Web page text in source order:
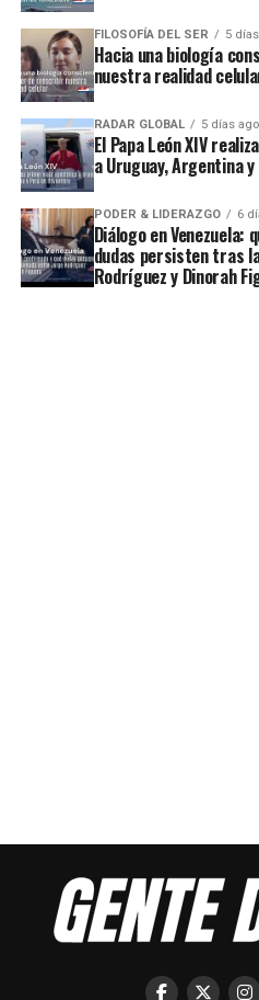
FILOSOFÍA DEL SER 5
Hacia una biología
nuestra realidad
RADAR GLOBAL 5 días ago
El Papa León XIV
a Uruguay, Argentina
PODER & LIDERAZGO 6
Diálogo en Venezuela:
dudas persisten tras
Rodríguez y Dinorah